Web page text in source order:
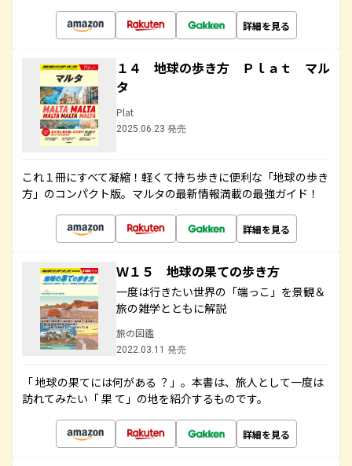
詳細を見る
１４ 地球の歩き方 Ｐｌａｔ マル
タ
Plat
2025.06.23 発売
これ１冊にすべて凝縮！軽くて持ち歩きに便利な「地球の歩き
方」のコンパクト版。マルタの最新情報満載の最強ガイド！
詳細を見る
Ｗ１５ 地球の果ての歩き方
一度は行きたい世界の「端っこ」を景観＆
旅の雑学とともに解説
旅の図鑑
2022.03.11 発売
「 地球の果てには何がある ？」。本書は、旅人として一度は
訪れてみたい「 果 て」の地を紹介するものです。
詳細を見る